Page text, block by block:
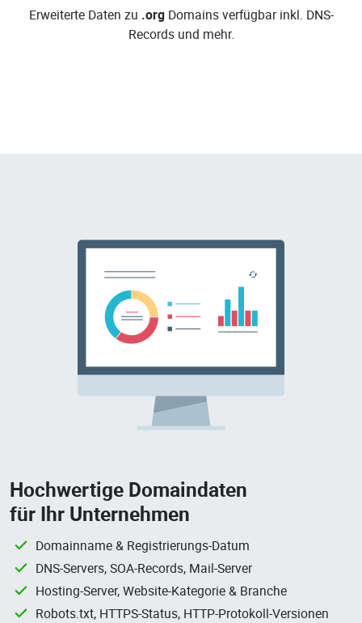
Erweiterte Daten zu .orgDomains verfügbar inkl. DNS-
Records und mehr.
Hochwertige Domaindaten
für Ihr Unternehmen
Domainname & Registrierungs-Datum
DNS-Servers, SOA-Records, Mail-Server
Hosting-Server, Website-Kategorie & Branche
Robots.txt, HTTPS-Status, HTTP-Protokoll-Versionen